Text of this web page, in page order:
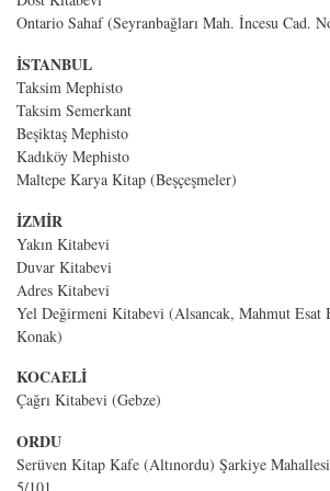
Ontario Sahaf (Seyranbağları Mah. İncesu Cad.
İSTANBUL
Taksim Mephisto
Taksim Semerkant
Beşiktaş Mephisto
Kadıköy Mephisto
Maltepe Karya Kitap (Beşçeşmeler)
İZMİR
Yakın Kitabevi
Duvar Kitabevi
Adres Kitabevi
Yel Değirmeni Kitabevi (Alsancak, Mahmut Esat
Konak)
KOCAELİ
Çağrı Kitabevi (Gebze)
ORDU
Serüven Kitap Kafe (Altınordu) Şarkiye